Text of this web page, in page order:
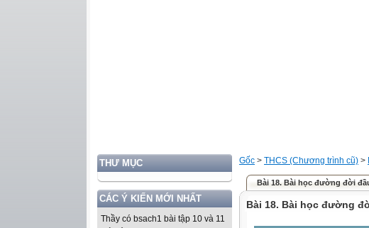
THƯ MỤC
CÁC Ý KIẾN MỚI NHẤT
Thầy có bsach1 bài tập 10 và 11
Gốc > THCS (Chương trình cũ) >
Bài 18. Bài học đường đời
Bài 18. Bài học đường